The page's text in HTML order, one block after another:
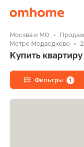
Москва и МО
Метро Медведково
Купить
Фильтры 1